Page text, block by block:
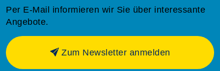
Per E-Mail informieren wir Sie über interessante
Angebote.
Zum Newsletter anmelden